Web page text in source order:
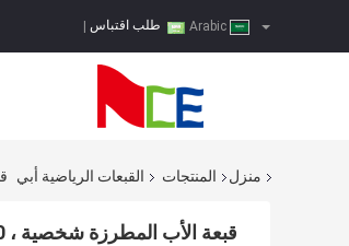
طلب اقتباس
منزل المنتجات القبعات الرياضية أبي
قبعة الأب المطرزة شخصية ، 100 ٪ القطن قبعة أبي ستة لوحة صديقة للبيئة